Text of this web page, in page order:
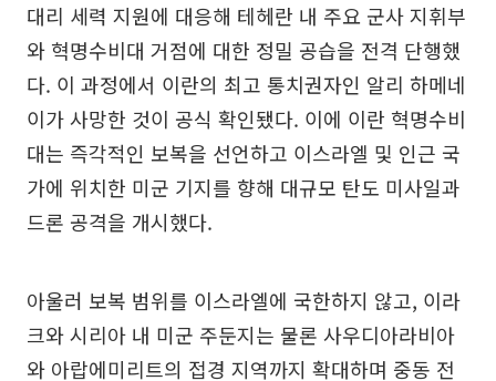
대리 세력 지원에 대응해 테헤란 내 주요 군사 지휘부
와 혁명수비대 거점에 대한 정밀 공습을 전격 단행했
다. 이 과정에서 이란의 최고 통치권자인 알리 하메네
이가 사망한 것이 공식 확인됐다. 이에 이란 혁명수비
대는 즉각적인 보복을 선언하고 이스라엘 및 인근 국
가에 위치한 미군 기지를 향해 대규모 탄도 미사일과
드론 공격을 개시했다.
아울러 보복 범위를 이스라엘에 국한하지 않고, 이라
크와 시리아 내 미군 주둔지는 물론 사우디아라비아
와 아랍에미리트의 접경 지역까지 확대하며 중동 전